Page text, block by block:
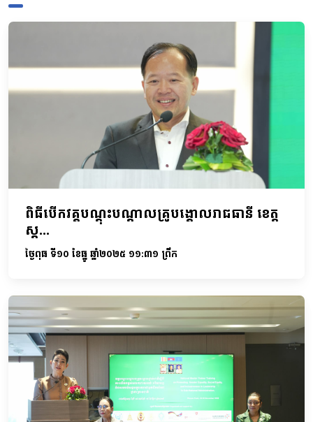
ពិធីបើកវគ្គបណ្តុះបណ្តាលគ្រូបង្គោលរាជធានី ខេត្ត
ស្ត...
ថ្ងៃពុធ ទី១០ ខែធ្នូ ឆ្នាំ២០២៥ ១១:៣១ ព្រឹក